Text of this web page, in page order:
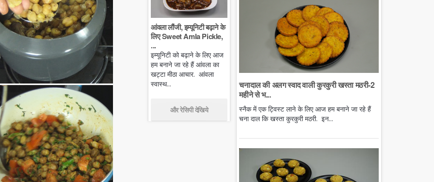
आंवला लौंजी, इम्यूनिटी बढ़ाने के
लिए Sweet Amla Pickle,
...
इम्यूनिटी को बढ़ाने के लिए आज
हम बनाने जा रहे हैं आंवला का
खट्टा मीठा आचार. आंवला
स्वास्थ...
और रेसिपी देखिये
चनादाल की अलग स्वाद वाली कुरकुरी खस्ता मठरी-2
महीने से भ...
स्नैक में एक ट्विस्ट लाने के लिए आज हम बनाने जा रहे हैं
चना दाल कि खस्ता कुरकुरी मठरी. इन...